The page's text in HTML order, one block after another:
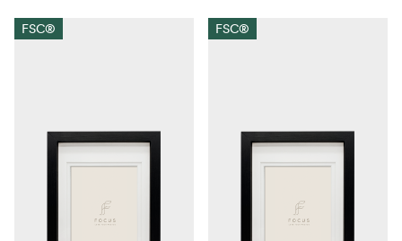
FSC® FSC®